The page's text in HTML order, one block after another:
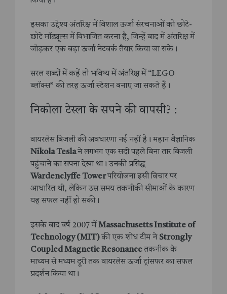
इसका उद्देश्य अंतरिक्ष में विशाल ऊर्जा संरचनाओं को छोटे-
छोटे मॉड्यूल्स में विभाजित करना है, जिन्हें बाद में अंतरिक्ष में
जोड़कर एक बड़ा ऊर्जा नेटवर्क तैयार किया जा सके।
सरल शब्दों में कहें तो भविष्य में अंतरिक्ष में “LEGO
ब्लॉक्स” की तरह ऊर्जा स्टेशन बनाए जा सकते हैं।
निकोला टेस्ला के सपने की वापसी? :
वायरलेस बिजली की अवधारणा नई नहीं है। महान वैज्ञानिक
Nikola Teslaने लगभग एक सदी पहले बिना तार बिजली
पहुंचाने का सपना देखा था। उनकी प्रसिद्ध
Wardenclyffe Towerपरियोजना इसी विचार पर
आधारित थी, लेकिन उस समय तकनीकी सीमाओं के कारण
यह सफल नहीं हो सकी।
इसके बाद वर्ष 2007 मेंMassachusetts Institute of
Technology (MIT)की एक शोध टीम ने Strongly
Coupled Magnetic Resonanceतकनीक के
माध्यम से मध्यम दूरी तक वायरलेस ऊर्जा ट्रांसफर का सफल
प्रदर्शन किया था।